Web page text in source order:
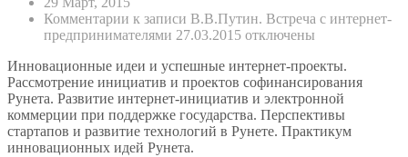
Комментарии к записи В.В.Путин. Встреча с интернет-
предпринимателями 27.03.2015 отключены
Инновационные идеи и успешные интернет-проекты.
Рассмотрение инициатив и проектов софинансирования
Рунета. Развитие интернет-инициатив и электронной
коммерции при поддержке государства. Перспективы
стартапов и развитие технологий в Рунете. Практикум
инновационных идей Рунета.